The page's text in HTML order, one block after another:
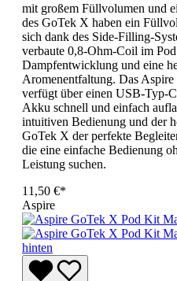
mit großem Füllvolumen und
des GoTek X haben ein
sich dank des Side-Filling-
verbaute 0,8-Ohm-Coil im
Dampfentwicklung und eine
Aromenentfaltung. Das
verfügt über einen USB-Typ-
Akku schnell und einfach
intuitiven Bedienung und der
GoTek X der perfekte
die eine einfache Bedienung
Leistung suchen.
11,50 €*
Aspire